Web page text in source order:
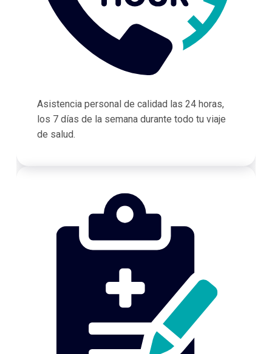
Asistencia personal de calidad las 24 horas,
los 7 días de la semana durante todo tu viaje
de salud.